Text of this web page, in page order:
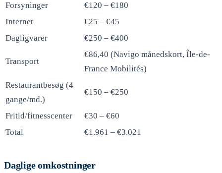
Forsyninger
€120 – €180
Internet
€25 – €45
Dagligvarer
€250 – €400
Transport
€86,40 (Navigo månedskort, Île-de-
France Mobilités)
Restaurantbesøg (4
gange/md.)
€150 – €250
Fritid/fitnesscenter
€30 – €60
Total
€1.961 – €3.021
Daglige omkostninger